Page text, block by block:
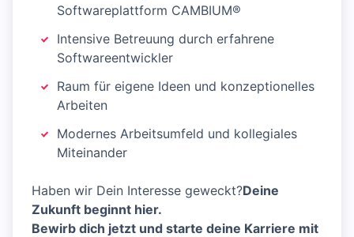
Softwareplattform CAMBIUM®
Intensive Betreuung durch erfahrene
Softwareentwickler
Raum für eigene Ideen und konzeptionelles
Arbeiten
Modernes Arbeitsumfeld und kollegiales
Miteinander
Haben wir Dein Interesse geweckt?Deine
Zukunft beginnt hier.
Bewirb dich jetzt und starte deine Karriere mit